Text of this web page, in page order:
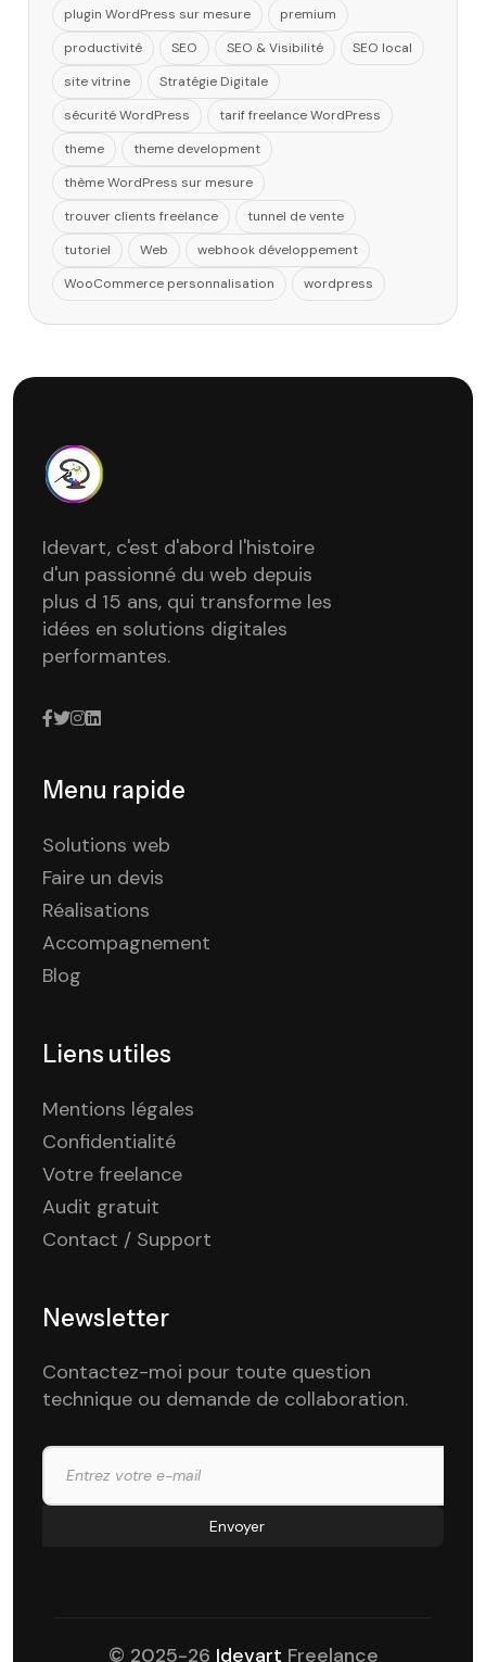
plugin WordPress sur mesure
premium
productivité
SEO SEO & Visibilité
SEO local
site vitrine
Stratégie Digitale
sécurité WordPress
tarif freelance WordPress
theme
theme development
thème WordPress sur mesure
trouver clients freelance
tunnel de vente
tutoriel
Web
webhook développement
WooCommerce personnalisation
wordpress
Idevart, c'est d'abord l'histoire
d'un passionné du web depuis
plus d 15 ans, qui transforme les
idées en solutions digitales
performantes.
Menu rapide
Solutions web
Faire un devis
Réalisations
Accompagnement
Blog
Liens utiles
Mentions légales
Confidentialité
Votre freelance
Audit gratuit
Contact / Support
Newsletter
Contactez-moi pour toute question
technique ou demande de collaboration.
© 2025-26 Idevart Freelance